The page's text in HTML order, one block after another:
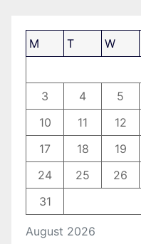
August 2026
M T W
3
4 5
10
11 12
17
18 19
24
25 26
31